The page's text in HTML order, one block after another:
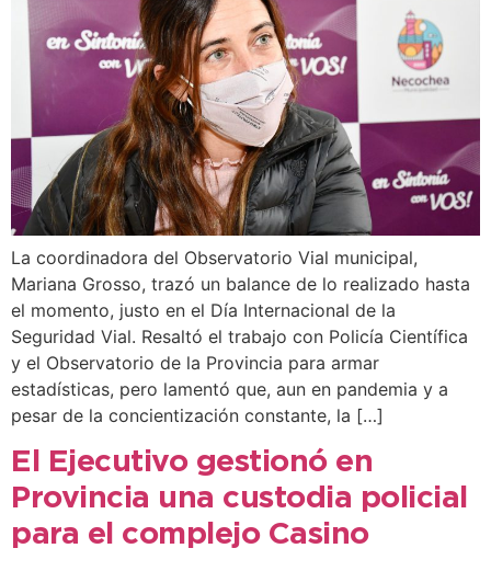
La coordinadora del Observatorio Vial municipal,
Mariana Grosso, trazó un balance de lo realizado hasta
el momento, justo en el Día Internacional de la
Seguridad Vial. Resaltó el trabajo con Policía Científica
y el Observatorio de la Provincia para armar
estadísticas, pero lamentó que, aun en pandemia y a
pesar de la concientización constante, la […]
El Ejecutivo gestionó en
Provincia una custodia policial
para el complejo Casino